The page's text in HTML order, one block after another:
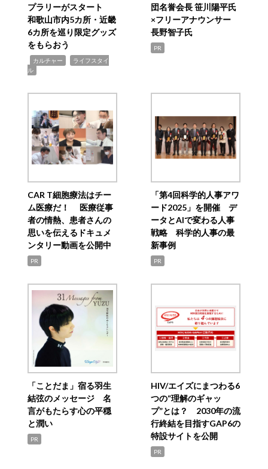
プラリーがスタート
和歌山市内5カ所・近畿
6カ所を巡り限定グッズ
をもらおう
カルチャー
ライフスタイ
ル
団名誉会長 笹川陽平氏
×フリーアナウンサー
長野智子氏
PR
CAR T細胞療法はチー
ム医療だ！ 医療従事
者の情熱、患者さんの
思いを伝えるドキュメ
ンタリー動画を公開中
PR
「第4回科学的人事アワ
ード2025」を開催 デ
ータとAIで変わる人事
戦略 科学的人事の最
新事例
PR
「ことだま」宿る羽生
結弦のメッセージ 名
言がもたらす心の平穏
と潤い
PR
HIV/エイズにまつわる6
つの“理解のギャッ
プ”とは？ 2030年の流
行終結を目指すGAP6の
特設サイトを公開
PR